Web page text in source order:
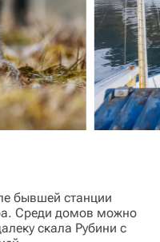
бывшей станции
Среди домов можно
скала Рубини с